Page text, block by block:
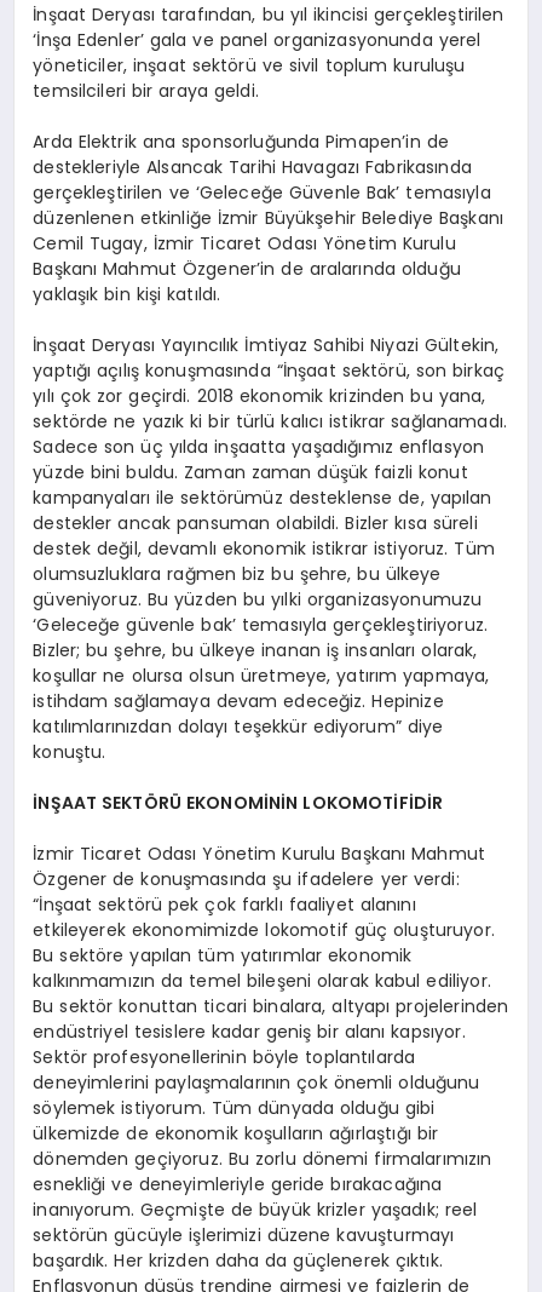
İnşaat Deryası tarafından, bu yıl ikincisi gerçekleştirilen
‘İnşa Edenler’ gala ve panel organizasyonunda yerel
yöneticiler, inşaat sektörü ve sivil toplum kuruluşu
temsilcileri bir araya geldi.
Arda Elektrik ana sponsorluğunda Pimapen’in de
destekleriyle Alsancak Tarihi Havagazı Fabrikasında
gerçekleştirilen ve ‘Geleceğe Güvenle Bak’ temasıyla
düzenlenen etkinliğe İzmir Büyükşehir Belediye Başkanı
Cemil Tugay, İzmir Ticaret Odası Yönetim Kurulu
Başkanı Mahmut Özgener’in de aralarında olduğu
yaklaşık bin kişi katıldı.
İnşaat Deryası Yayıncılık İmtiyaz Sahibi Niyazi Gültekin,
yaptığı açılış konuşmasında “İnşaat sektörü, son birkaç
yılı çok zor geçirdi. 2018 ekonomik krizinden bu yana,
sektörde ne yazık ki bir türlü kalıcı istikrar sağlanamadı.
Sadece son üç yılda inşaatta yaşadığımız enflasyon
yüzde bini buldu. Zaman zaman düşük faizli konut
kampanyaları ile sektörümüz desteklense de, yapılan
destekler ancak pansuman olabildi. Bizler kısa süreli
destek değil, devamlı ekonomik istikrar istiyoruz. Tüm
olumsuzluklara rağmen biz bu şehre, bu ülkeye
güveniyoruz. Bu yüzden bu yılki organizasyonumuzu
‘Geleceğe güvenle bak’ temasıyla gerçekleştiriyoruz.
Bizler; bu şehre, bu ülkeye inanan iş insanları olarak,
koşullar ne olursa olsun üretmeye, yatırım yapmaya,
istihdam sağlamaya devam edeceğiz. Hepinize
katılımlarınızdan dolayı teşekkür ediyorum” diye
konuştu.
İNŞAAT SEKTÖRÜ EKONOMİNİN LOKOMOTİFİDİR
İzmir Ticaret Odası Yönetim Kurulu Başkanı Mahmut
Özgener de konuşmasında şu ifadelere yer verdi:
“İnşaat sektörü pek çok farklı faaliyet alanını
etkileyerek ekonomimizde lokomotif güç oluşturuyor.
Bu sektöre yapılan tüm yatırımlar ekonomik
kalkınmamızın da temel bileşeni olarak kabul ediliyor.
Bu sektör konuttan ticari binalara, altyapı projelerinden
endüstriyel tesislere kadar geniş bir alanı kapsıyor.
Sektör profesyonellerinin böyle toplantılarda
deneyimlerini paylaşmalarının çok önemli olduğunu
söylemek istiyorum. Tüm dünyada olduğu gibi
ülkemizde de ekonomik koşulların ağırlaştığı bir
dönemden geçiyoruz. Bu zorlu dönemi firmalarımızın
esnekliği ve deneyimleriyle geride bırakacağına
inanıyorum. Geçmişte de büyük krizler yaşadık; reel
sektörün gücüyle işlerimizi düzene kavuşturmayı
başardık. Her krizden daha da güçlenerek çıktık.
Enflasyonun düşüş trendine girmesi ve faizlerin de